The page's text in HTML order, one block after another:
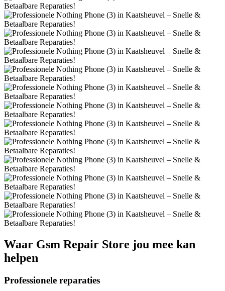
Waar Gsm Repair Store jou mee kan
helpen
Professionele reparaties